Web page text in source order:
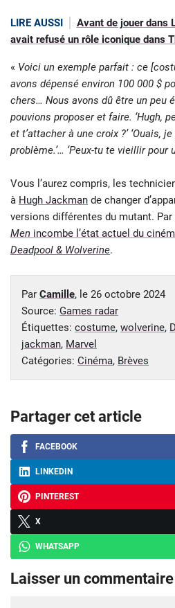
LIRE AUSSI
Avant de jouer dans
avait refusé un rôle iconique dans
« Voici un exemple parfait : ce
avons dépensé environ 100 000 $
chers… Nous avons dû être un peu
pouvions proposer et faire. ‘Hugh,
et t’attacher à une croix ?’ ‘Ouais,
problème.’… ‘Peux-tu te vieillir pour
Vous l’aurez compris, les
à Hugh Jackman de changer
versions différentes du mutant. Par
Men incombe l’état actuel du
Deadpool & Wolverine.
Par Camille, le 26 octobre 2024
Source: Games radar
Étiquettes: costume, wolverine,
jackman, Marvel
Catégories: Cinéma, Brèves
Partager cet article
FACEBOOK
LINKEDIN
PINTEREST
X
WHATSAPP
Laisser un commentaire